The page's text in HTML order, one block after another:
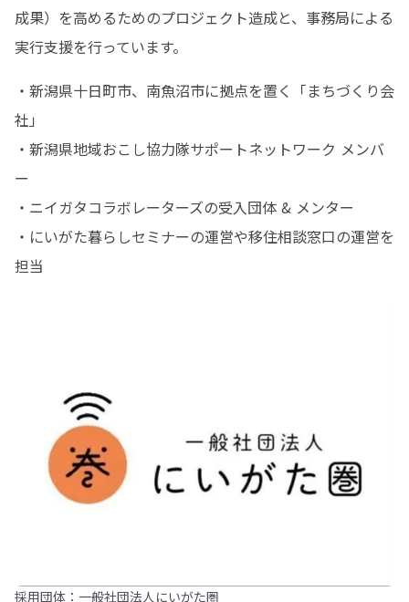
成果）を高めるためのプロジェクト造成と、事務局による
実行支援を行っています。
・新潟県十日町市、南魚沼市に拠点を置く「まちづくり会
社」
・新潟県地域おこし協力隊サポートネットワーク メンバ
ー
・ニイガタコラボレーターズの受入団体 & メンター
・にいがた暮らしセミナーの運営や移住相談窓口の運営を
担当
採用団体：一般社団法人にいがた圏